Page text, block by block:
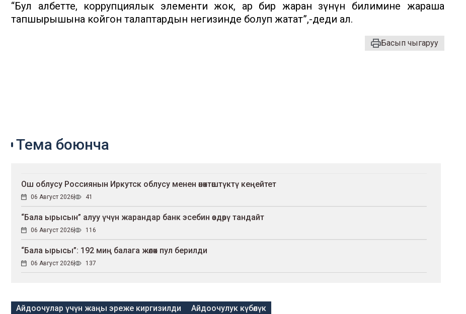
“Бул албетте, коррупциялык элементи жок, ар бир жаран өзүнүн билимине жараша
тапшырышына койгон талаптардын негизинде болуп жатат”,-деди ал.
Басып чыгаруу
Тема боюнча
Ош облусу Россиянын Иркутск облусу менен өнөктөштүктү кеңейтет
06 Август 2026 41
“Бала ырысын” алуу үчүн жарандар банк эсебин өздөрү тандайт
06 Август 2026 116
“Бала ырысы”: 192 миң балага жөлөк пул берилди
06 Август 2026 137
Айдоочулар үчүн жаңы эреже киргизилди Айдоочулук күбөлүк